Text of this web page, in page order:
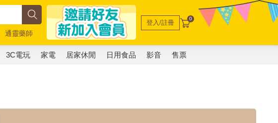
通靈藥師
登入/註冊 0
3C電玩 家電 居家休閒 日用食品 影音 售票